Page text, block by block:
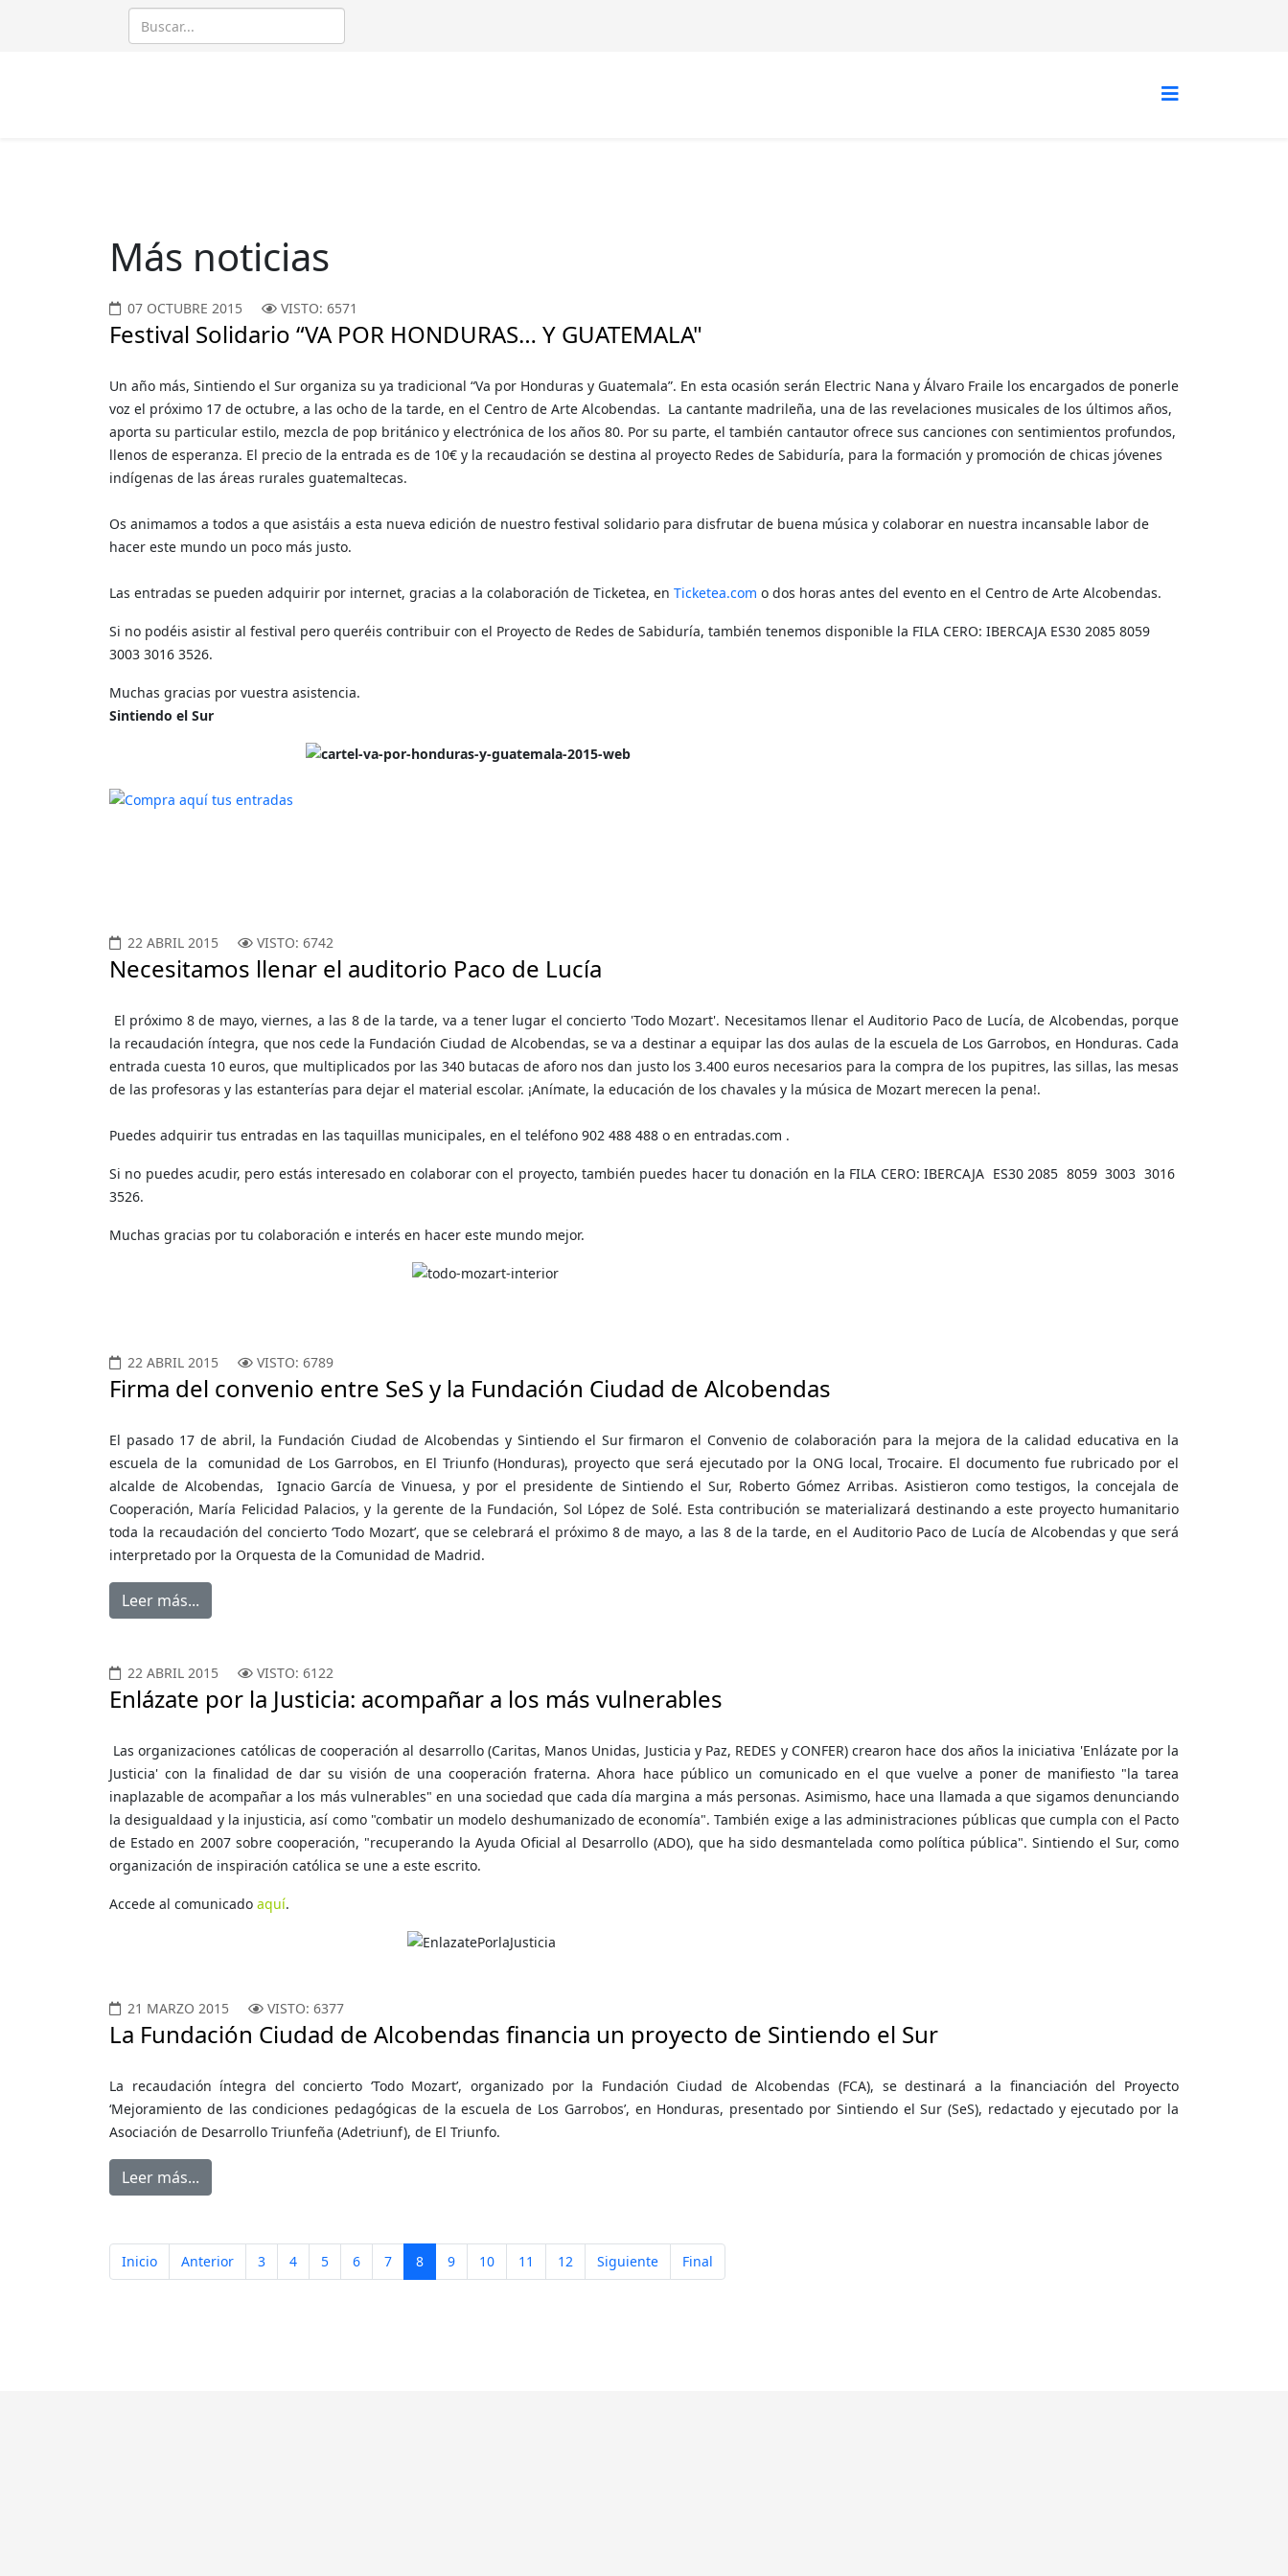
Más noticias
07 OCTUBRE 2015 VISTO: 6571
Festival Solidario “VA POR HONDURAS… Y GUATEMALA"
Un año más, Sintiendo el Sur organiza su ya tradicional “Va por Honduras y Guatemala”. En esta ocasión serán Electric Nana y Álvaro Fraile los encargados de ponerle
voz el próximo 17 de octubre, a las ocho de la tarde, en el Centro de Arte Alcobendas. La cantante madrileña, una de las revelaciones musicales de los últimos años,
aporta su particular estilo, mezcla de pop británico y electrónica de los años 80. Por su parte, el también cantautor ofrece sus canciones con sentimientos profundos,
llenos de esperanza. El precio de la entrada es de 10€ y la recaudación se destina al proyecto Redes de Sabiduría, para la formación y promoción de chicas jóvenes
indígenas de las áreas rurales guatemaltecas.
Os animamos a todos a que asistáis a esta nueva edición de nuestro festival solidario para disfrutar de buena música y colaborar en nuestra incansable labor de
hacer este mundo un poco más justo.
Las entradas se pueden adquirir por internet, gracias a la colaboración de Ticketea, en Ticketea.com o dos horas antes del evento en el Centro de Arte Alcobendas.
Si no podéis asistir al festival pero queréis contribuir con el Proyecto de Redes de Sabiduría, también tenemos disponible la FILA CERO: IBERCAJA ES30 2085 8059
3003 3016 3526.
Muchas gracias por vuestra asistencia.
Sintiendo el Sur
22 ABRIL 2015 VISTO: 6742
Necesitamos llenar el auditorio Paco de Lucía
El próximo 8 de mayo, viernes, a las 8 de la tarde, va a tener lugar el concierto 'Todo Mozart'. Necesitamos llenar el Auditorio Paco de Lucía, de Alcobendas, porque
la recaudación íntegra, que nos cede la Fundación Ciudad de Alcobendas, se va a destinar a equipar las dos aulas de la escuela de Los Garrobos, en Honduras. Cada
entrada cuesta 10 euros, que multiplicados por las 340 butacas de aforo nos dan justo los 3.400 euros necesarios para la compra de los pupitres, las sillas, las mesas
de las profesoras y las estanterías para dejar el material escolar. ¡Anímate, la educación de los chavales y la música de Mozart merecen la pena!.
Puedes adquirir tus entradas en las taquillas municipales, en el teléfono 902 488 488 o en entradas.com .
Si no puedes acudir, pero estás interesado en colaborar con el proyecto, también puedes hacer tu donación en la FILA CERO: IBERCAJA ES30 2085 8059 3003 3016
3526.
Muchas gracias por tu colaboración e interés en hacer este mundo mejor.
22 ABRIL 2015 VISTO: 6789
Firma del convenio entre SeS y la Fundación Ciudad de Alcobendas
El pasado 17 de abril, la Fundación Ciudad de Alcobendas y Sintiendo el Sur firmaron el Convenio de colaboración para la mejora de la calidad educativa en la
escuela de la comunidad de Los Garrobos, en El Triunfo (Honduras), proyecto que será ejecutado por la ONG local, Trocaire. El documento fue rubricado por el
alcalde de Alcobendas, Ignacio García de Vinuesa, y por el presidente de Sintiendo el Sur, Roberto Gómez Arribas. Asistieron como testigos, la concejala de
Cooperación, María Felicidad Palacios, y la gerente de la Fundación, Sol López de Solé. Esta contribución se materializará destinando a este proyecto humanitario
toda la recaudación del concierto ‘Todo Mozart’, que se celebrará el próximo 8 de mayo, a las 8 de la tarde, en el Auditorio Paco de Lucía de Alcobendas y que será
interpretado por la Orquesta de la Comunidad de Madrid.
Leer más...
22 ABRIL 2015 VISTO: 6122
Enlázate por la Justicia: acompañar a los más vulnerables
Las organizaciones católicas de cooperación al desarrollo (Caritas, Manos Unidas, Justicia y Paz, REDES y CONFER) crearon hace dos años la iniciativa 'Enlázate por la
Justicia' con la finalidad de dar su visión de una cooperación fraterna. Ahora hace público un comunicado en el que vuelve a poner de manifiesto "la tarea
inaplazable de acompañar a los más vulnerables" en una sociedad que cada día margina a más personas. Asimismo, hace una llamada a que sigamos denunciando
la desigualdaad y la injusticia, así como "combatir un modelo deshumanizado de economía". También exige a las administraciones públicas que cumpla con el Pacto
de Estado en 2007 sobre cooperación, "recuperando la Ayuda Oficial al Desarrollo (ADO), que ha sido desmantelada como política pública". Sintiendo el Sur, como
organización de inspiración católica se une a este escrito.
Accede al comunicado aquí.
21 MARZO 2015 VISTO: 6377
La Fundación Ciudad de Alcobendas financia un proyecto de Sintiendo el Sur
La recaudación íntegra del concierto ‘Todo Mozart’, organizado por la Fundación Ciudad de Alcobendas (FCA), se destinará a la financiación del Proyecto
‘Mejoramiento de las condiciones pedagógicas de la escuela de Los Garrobos’, en Honduras, presentado por Sintiendo el Sur (SeS), redactado y ejecutado por la
Asociación de Desarrollo Triunfeña (Adetriunf), de El Triunfo.
Leer más...
Inicio Anterior 3 4 5 6 7 8 9 10 11 12 Siguiente Final